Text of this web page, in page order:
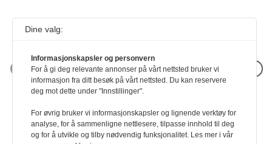
Neste artikkel
Dine valg:
Informasjonskapsler og personvern
For å gi deg relevante annonser på vårt nettsted bruker vi
informasjon fra ditt besøk på vårt nettsted. Du kan reservere
deg mot dette under "Innstillinger".
For øvrig bruker vi informasjonskapsler og lignende verktøy for
analyse, for å sammenligne nettlesere, tilpasse innhold til deg
og for å utvikle og tilby nødvendig funksjonalitet. Les mer i vår